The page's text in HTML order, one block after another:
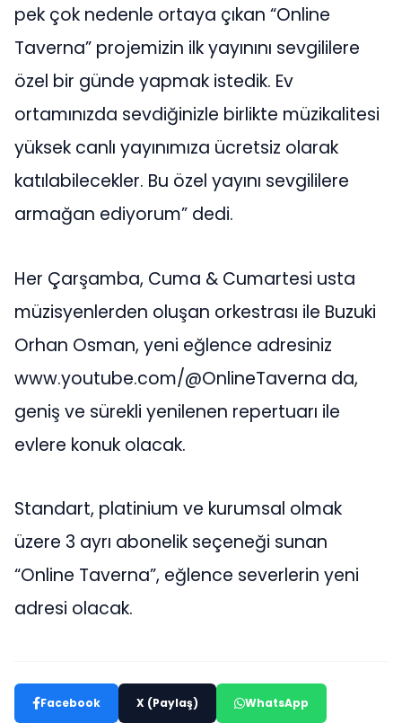
pek çok nedenle ortaya çıkan “Online
Taverna” projemizin ilk yayınını sevgililere
özel bir günde yapmak istedik. Ev
ortamınızda sevdiğinizle birlikte müzikalitesi
yüksek canlı yayınımıza ücretsiz olarak
katılabilecekler. Bu özel yayını sevgililere
armağan ediyorum” dedi.
Her Çarşamba, Cuma & Cumartesi usta
müzisyenlerden oluşan orkestrası ile Buzuki
Orhan Osman, yeni eğlence adresiniz
www.youtube.com/@OnlineTaverna da,
geniş ve sürekli yenilenen repertuarı ile
evlere konuk olacak.
Standart, platinium ve kurumsal olmak
üzere 3 ayrı abonelik seçeneği sunan
“Online Taverna”, eğlence severlerin yeni
adresi olacak.
Facebook X (Paylaş) WhatsApp